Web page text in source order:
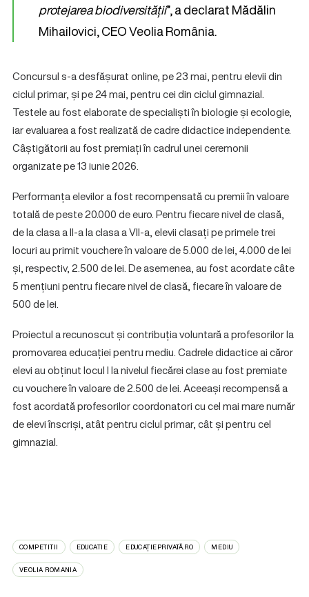
protejarea biodiversității”, a declarat Mădălin
Mihailovici, CEO Veolia România.
Concursul s-a desfășurat online, pe 23 mai, pentru elevii din
ciclul primar, și pe 24 mai, pentru cei din ciclul gimnazial.
Testele au fost elaborate de specialiști în biologie și ecologie,
iar evaluarea a fost realizată de cadre didactice independente.
Câștigătorii au fost premiați în cadrul unei ceremonii
organizate pe 13 iunie 2026.
Performanța elevilor a fost recompensată cu premii în valoare
totală de peste 20.000 de euro. Pentru fiecare nivel de clasă,
de la clasa a II-a la clasa a VII-a, elevii clasați pe primele trei
locuri au primit vouchere în valoare de 5.000 de lei, 4.000 de lei
și, respectiv, 2.500 de lei. De asemenea, au fost acordate câte
5 mențiuni pentru fiecare nivel de clasă, fiecare în valoare de
500 de lei.
Proiectul a recunoscut și contribuția voluntară a profesorilor la
promovarea educației pentru mediu. Cadrele didactice ai căror
elevi au obținut locul I la nivelul fiecărei clase au fost premiate
cu vouchere în valoare de 2.500 de lei. Aceeași recompensă a
fost acordată profesorilor coordonatori cu cel mai mare număr
de elevi înscriși, atât pentru ciclul primar, cât și pentru cel
gimnazial.
COMPETITII EDUCATIE EDUCAȚIEPRIVATĂ.RO MEDIU
VEOLIA ROMANIA